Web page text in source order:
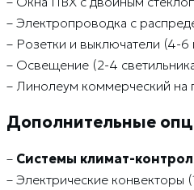
– Электропроводка с
– Розетки и выключатели (4-6
– Освещение (2-4
– Линолеум коммерческий на
Дополнительные
– Системы климат-
– Электрические конвекторы